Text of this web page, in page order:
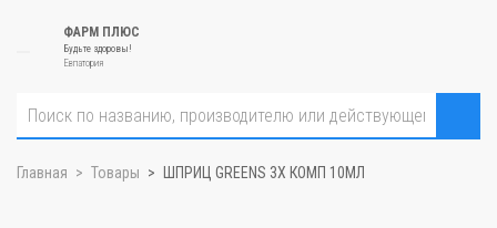
ФАРМ ПЛЮС
Будьте здоровы!
Евпатория
Главная Товары ШПРИЦ GREENS 3Х КОМП 10МЛ